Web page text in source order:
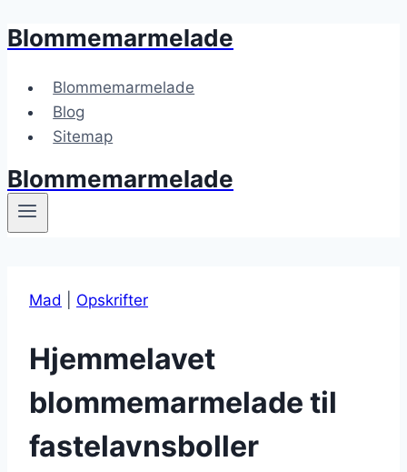
Fortsæt
indhold
Blommemarmelade
Blommemarmelade
Blog
Sitemap
Blommemarmelade
Mad Opskrifter
Hjemmelavet
blommemarmelade til
fastelavnsboller